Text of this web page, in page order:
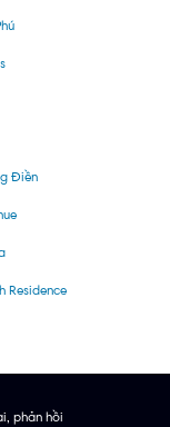
Điền
Residence
phản hồi